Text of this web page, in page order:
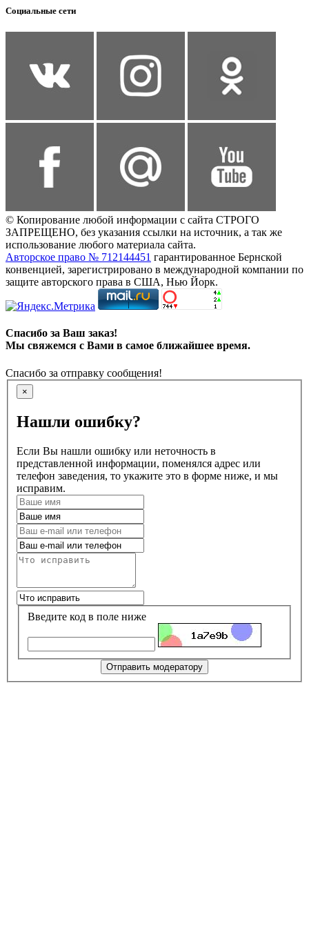
Социальные сети
© Копирование любой информации с сайта СТРОГО
ЗАПРЕЩЕНО, без указания ссылки на источник, а так же
использование любого материала сайта.
Авторское право № 712144451 гарантированное Бернской
конвенцией, зарегистрировано в международной компании по
защите авторского права в США, Нью Йорк.
Спасибо за Ваш заказ!
Мы свяжемся с Вами в самое ближайшее время.
Спасибо за отправку сообщения!
×
Нашли ошибку?
Если Вы нашли ошибку или неточность в
представленной информации, поменялся адрес или
телефон заведения, то укажите это в форме ниже, и мы
исправим.
Введите код в поле ниже
Отправить модератору